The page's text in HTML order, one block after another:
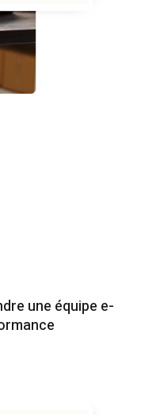
une équipe e-